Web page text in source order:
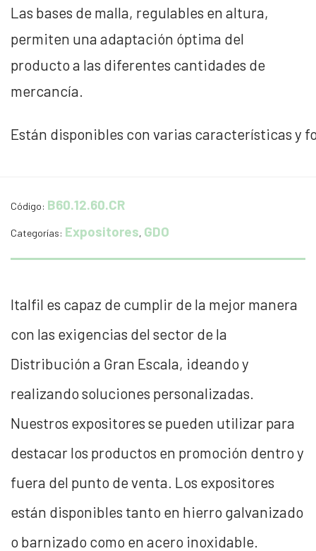
Las bases de malla, regulables en altura,
permiten una adaptación óptima del
producto a las diferentes cantidades de
mercancía.
Están disponibles con varias características y
Código: B60.12.60.CR
Categorías: Expositores, GDO
Italfil es capaz de cumplir de la mejor manera
con las exigencias del sector de la
Distribución a Gran Escala, ideando y
realizando soluciones personalizadas.
Nuestros expositores se pueden utilizar para
destacar los productos en promoción dentro y
fuera del punto de venta. Los expositores
están disponibles tanto en hierro galvanizado
o barnizado como en acero inoxidable.